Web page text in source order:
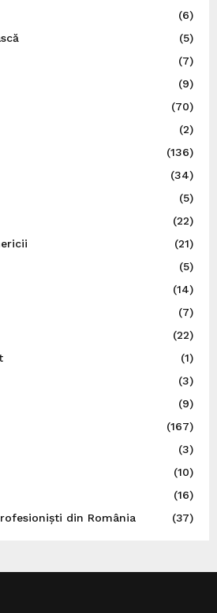
(6)
(5)
(7)
(9)
(70)
(2)
(136)
(34)
(5)
(22)
(21)
(5)
(14)
(7)
(22)
(1)
(3)
(9)
(167)
(3)
(10)
(16)
din România
(37)